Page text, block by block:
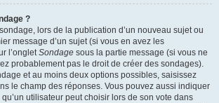
?
lors de la publication d’un nouveau sujet ou
message d’un sujet (si vous en avez les
l’ongletSondage sous la partie message (si vous ne
probablement pas le droit de créer des sondages).
et au moins deux options possibles, saisissez
le champ des réponses. Vous pouvez aussi indiquer
utilisateur peut choisir lors de son vote dans